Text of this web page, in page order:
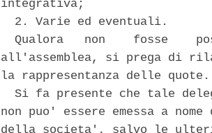
integrativa;
  2. Varie ed eventuali.
Qualora   non    fosse
all'assemblea, si prega di
la rappresentanza delle
Si fa presente che tale
non puo' essere emessa a
della societa', salvo le